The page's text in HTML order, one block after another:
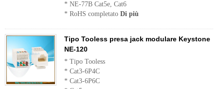
* NE-77B Cat5e, Cat6
* RoHS completato Di più
Tipo Tooless presa jack modulare Keystone
NE-120
* Tipo Tooless
* Cat3-6P4C
* Cat3-6P6C